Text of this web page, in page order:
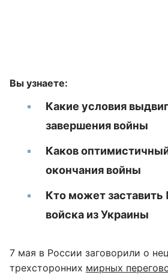
Вы узнаете:
Какие условия
завершения войны
Каков
окончания войны
Кто может заставить
войска из Украины
7 мая в России заговорили о
трехсторонних мирных